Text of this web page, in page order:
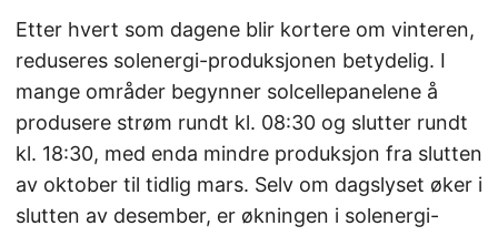
Etter hvert som dagene blir kortere om vinteren,
reduseres solenergi-produksjonen betydelig. I
mange områder begynner solcellepanelene å
produsere strøm rundt kl. 08:30 og slutter rundt
kl. 18:30, med enda mindre produksjon fra slutten
av oktober til tidlig mars. Selv om dagslyset øker i
slutten av desember, er økningen i solenergi-